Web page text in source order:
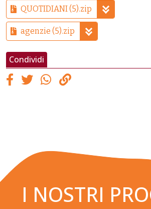
QUOTIDIANI (5).zip
agenzie (5).zip
Condividi
I NOSTRI